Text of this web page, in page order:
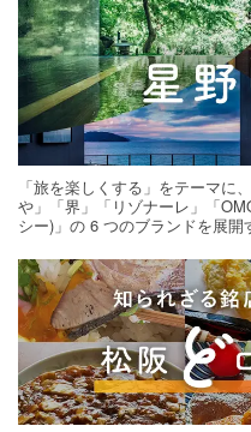
「旅を楽しくする」をテーマに
や」「界」「リゾナーレ」「
シー)」の 6 つのブランドを展